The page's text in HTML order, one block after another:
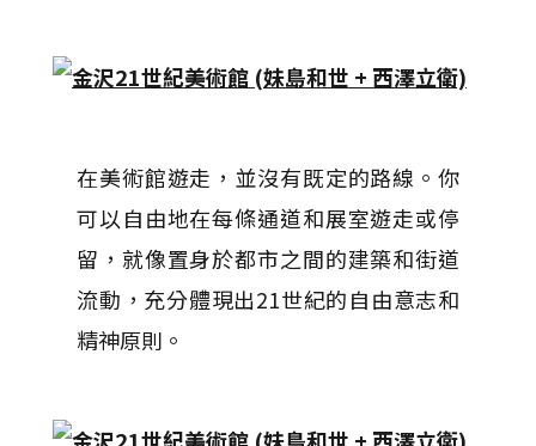
在美術館遊走，並沒有既定的路線。你
可以自由地在每條通道和展室遊走或停
留，就像置身於都市之間的建築和街道
流動，充分體現出21世紀的自由意志和
精神原則。